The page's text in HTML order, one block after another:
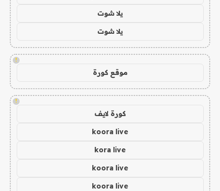
يلا شوت
يلا شوت
!
موقع كورة
!
كورة لايف
koora live
kora live
koora live
koora live